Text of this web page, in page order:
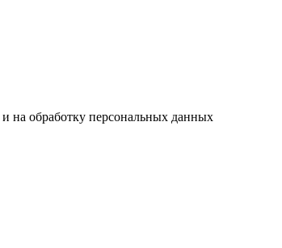
и на обработку персональных данных